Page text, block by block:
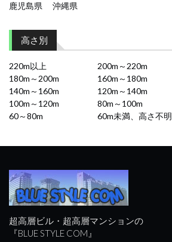
鹿児島県
沖縄県
高さ別
220m以上
200m～220m
180m～200m
160m～180m
140m～160m
120m～140m
100m～120m
80m～100m
60～80m
60m未満、高さ不明
超高層ビル・超高層マンションの
『BLUE STYLE COM』